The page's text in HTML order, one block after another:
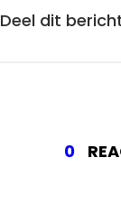
Deel dit
0